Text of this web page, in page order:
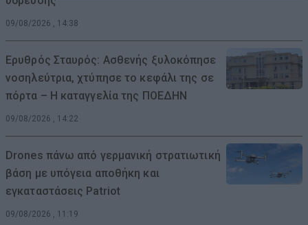
09/08/2026 , 14:38
Ερυθρός Σταυρός: Ασθενής ξυλοκόπησε
νοσηλεύτρια, χτύπησε το κεφάλι της σε
πόρτα – Η καταγγελία της ΠΟΕΔΗΝ
09/08/2026 , 14:22
Drones πάνω από γερμανική στρατιωτική
βάση με υπόγεια αποθήκη και
εγκαταστάσεις Patriot
09/08/2026 , 11:19